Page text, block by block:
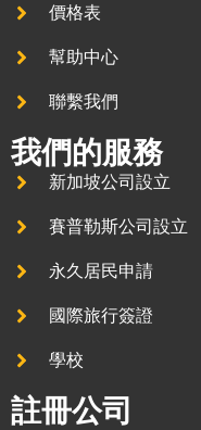
價格表
幫助中心
聯繫我們
我們的服務
新加坡公司設立
賽普勒斯公司設立
永久居民申請
國際旅行簽證
學校
註冊公司